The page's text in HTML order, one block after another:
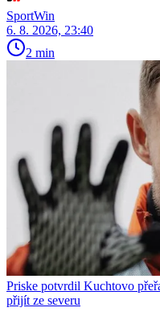
SportWin
6. 8. 2026, 23:40
2 min
Priske potvrdil Kuchtovo
přijít ze severu